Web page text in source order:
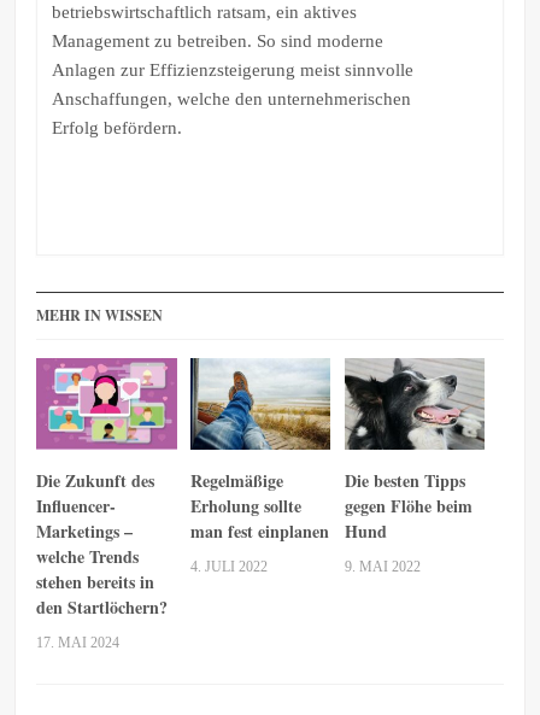
betriebswirtschaftlich ratsam, ein aktives
Management zu betreiben. So sind moderne
Anlagen zur Effizienzsteigerung meist sinnvolle
Anschaffungen, welche den unternehmerischen
Erfolg befördern.
MEHR IN WISSEN
Die Zukunft des
Influencer-
Marketings –
welche Trends
stehen bereits in
den Startlöchern?
17. MAI 2024
Regelmäßige
Erholung sollte
man fest einplanen
4. JULI 2022
Die besten Tipps
gegen Flöhe beim
Hund
9. MAI 2022